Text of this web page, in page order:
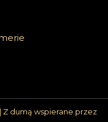
Z dumą wspierane przez